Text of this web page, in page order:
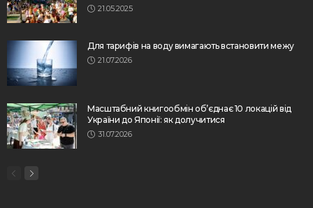
21.05.2025
Для тарифів на воду вимагають встановити межу
21.07.2026
Масштабний книгообмін об’єднає 10 локацій від
України до Японії: як долучитися
31.07.2026